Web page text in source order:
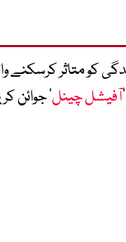
کو متاثر
آفیشل چینل‘ جوائن